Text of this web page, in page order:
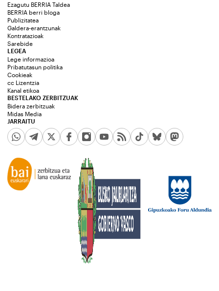
Ezagutu BERRIA Taldea
BERRIA berri bloga
Publizitatea
Galdera-erantzunak
Kontratazioak
Sarebide
JARRAITU
LEGEA
Lege informazioa
Pribatutasun politika
Cookieak
cc Lizentzia
Kanal etikoa
BESTELAKO ZERBITZUAK
Bidera zerbitzuak
Midas Media